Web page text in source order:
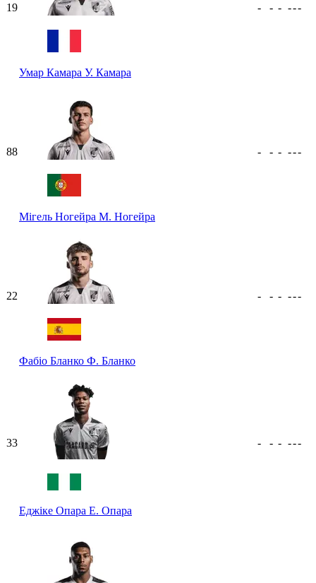
19
Умар Камара У. Камара
- - - ---
88
Мігель Ногейра М. Ногейра
- - - ---
22
Фабіо Бланко Ф. Бланко
- - - ---
33
Еджіке Опара Е. Опара
- - - ---